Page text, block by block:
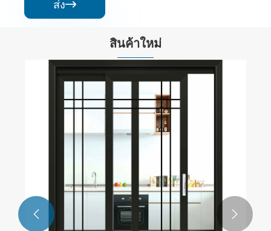
ส่ง
สินค้าใหม่
 